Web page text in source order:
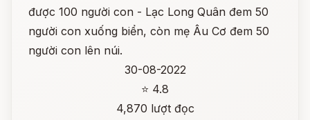
được 100 người con - Lạc Long Quân đem 50
người con xuống biển, còn mẹ Âu Cơ đem 50
người con lên núi.
30-08-2022
⭐ 4.8
4,870 lượt đọc